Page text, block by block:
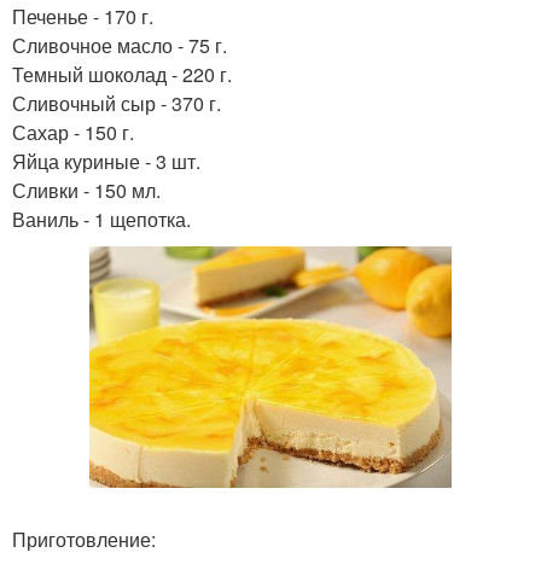
Печенье - 170 г.
Сливочное масло - 75 г.
Темный шоколад - 220 г.
Сливочный сыр - 370 г.
Сахар - 150 г.
Яйца куриные - 3 шт.
Сливки - 150 мл.
Ваниль - 1 щепотка.
Приготовление: